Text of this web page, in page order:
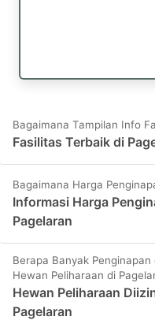
Bagaimana Tampilan Info
Fasilitas Terbaik di
Bagaimana Harga
Informasi Harga
Pagelaran
Berapa Banyak
Hewan Peliharaan di
Hewan Peliharaan
Pagelaran